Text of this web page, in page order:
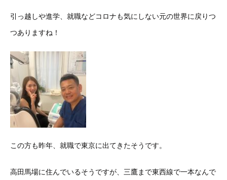
引っ越しや進学、就職などコロナも気にしない元の世界に戻りつ
つありますね！
この方も昨年、就職で東京に出てきたそうです。
高田馬場に住んでいるそうですが、三鷹まで東西線で一本なんで